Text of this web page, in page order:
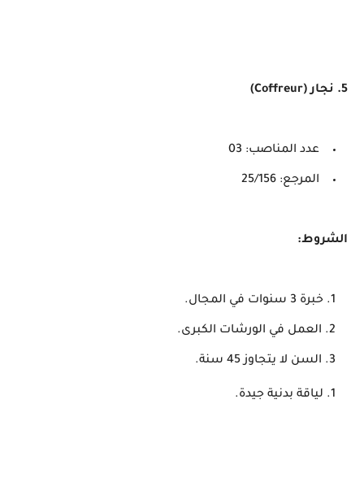
5. نجار (Coffreur)
عدد المناصب: 03
المرجع: 25/156
الشروط:
خبرة 3 سنوات في المجال.
العمل في الورشات الكبرى.
السن لا يتجاوز 45 سنة.
لياقة بدنية جيدة.